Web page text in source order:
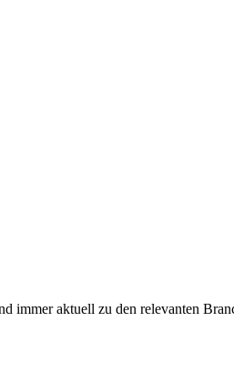
aktuell zu den relevanten